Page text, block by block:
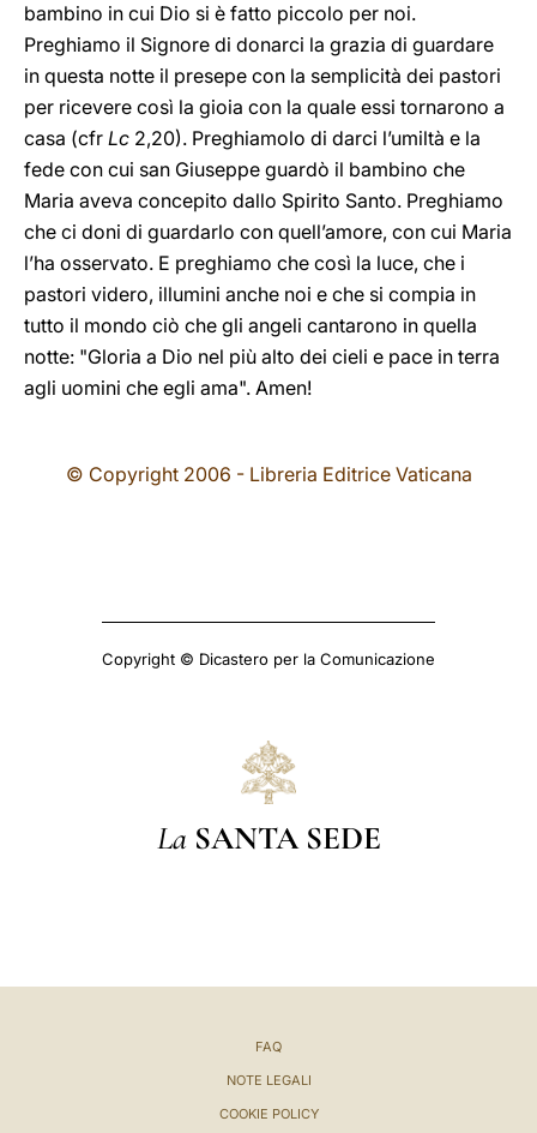
bambino in cui Dio si è fatto piccolo per noi.
Preghiamo il Signore di donarci la grazia di guardare
in questa notte il presepe con la semplicità dei pastori
per ricevere così la gioia con la quale essi tornarono a
casa (cfr Lc 2,20). Preghiamolo di darci l’umiltà e la
fede con cui san Giuseppe guardò il bambino che
Maria aveva concepito dallo Spirito Santo. Preghiamo
che ci doni di guardarlo con quell’amore, con cui Maria
l’ha osservato. E preghiamo che così la luce, che i
pastori videro, illumini anche noi e che si compia in
tutto il mondo ciò che gli angeli cantarono in quella
notte: "Gloria a Dio nel più alto dei cieli e pace in terra
agli uomini che egli ama". Amen!
© Copyright 2006 - Libreria Editrice Vaticana
Copyright © Dicastero per la Comunicazione
La SANTA SEDE
FAQ
NOTE LEGALI
COOKIE POLICY